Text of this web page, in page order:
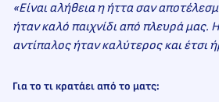
«Είναι αλήθεια η ήττα σαν
ήταν καλό παιχνίδι από πλευρά μας.
αντίπαλος ήταν καλύτερος και έτσι
Για το τι κρατάει από το ματς: